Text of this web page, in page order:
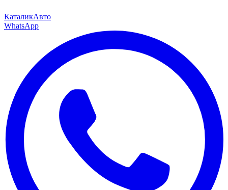
КаталикАвто
WhatsApp